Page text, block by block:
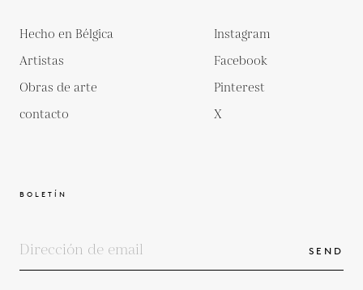
Hecho en Bélgica
Artistas
Obras de arte
contacto
Instagram
Facebook
Pinterest
X
BOLETÍN
SEND